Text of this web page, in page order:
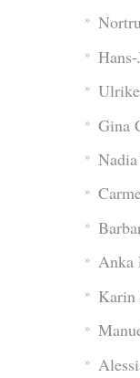
Gina
Anka
Karin